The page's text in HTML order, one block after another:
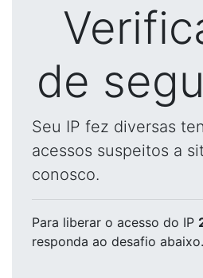
de
Seu IP fez diversas
acessos suspeitos a
conosco.
Para liberar o acesso do IP
responda ao desafio abaixo.